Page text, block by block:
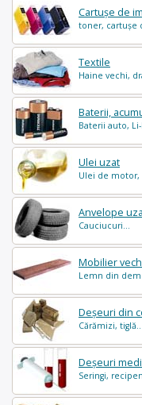
Cartușe de
toner, cartușe
Textile
Haine vechi,
Baterii,
Baterii auto,
Ulei uzat
Ulei de motor,
Anvelope
Cauciucuri...
Mobilier
Lemn din
Deșeuri din
Cărămizi, tiglă...
Deșeuri
Seringi,